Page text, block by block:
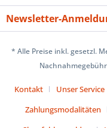
Newsletter-
* Alle Preise inkl. gesetzl.
Kontakt Unser Service
Zahlungsmodalitäten